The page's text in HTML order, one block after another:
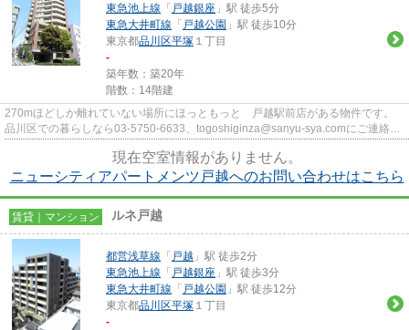
東急池上線 「 戸越銀座 」駅 徒歩5分
東急大井町線 「 戸越公園 」駅 徒歩10分
東京都品川区平塚 １丁目
-
築年数：築20年
階数：14階建
270mほどしか離れていない場所にほっともっと 戸越駅前店がある物件です。
品川区での暮らしなら03-5750-6633、togoshiginza@sanyu-sya.comにご連絡、
現在空室情報がありません。
ニューシティアパートメンツ戸越へのお問い合わせはこちら
賃貸｜マンション ルネ戸越
都営浅草線 「 戸越 」駅 徒歩2分
東急池上線 「 戸越銀座 」駅 徒歩3分
東急大井町線 「 戸越公園 」駅 徒歩12分
東京都品川区平塚 １丁目
-